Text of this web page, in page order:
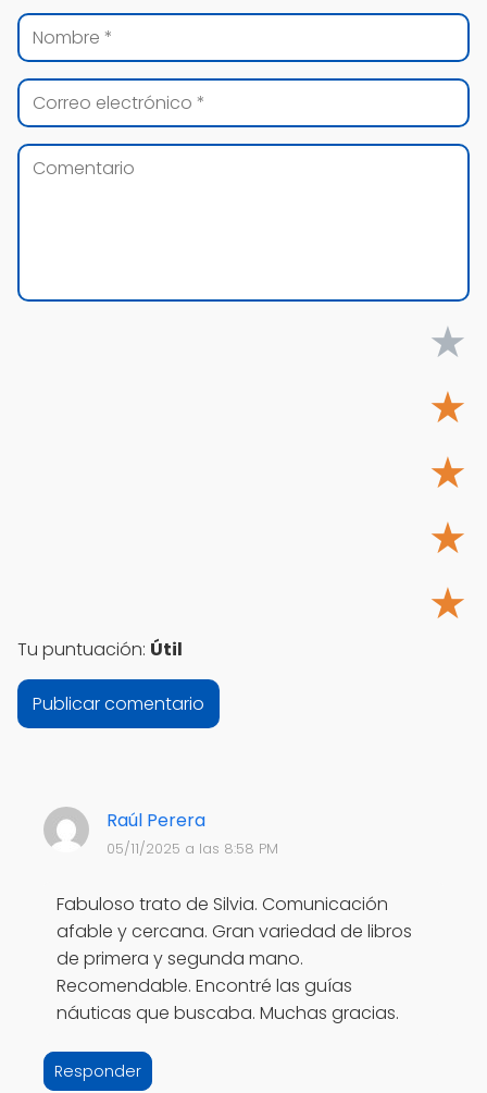
Raúl Perera
05/11/2025 a las 8:58 PM
Fabuloso trato de Silvia. Comunicación
afable y cercana. Gran variedad de libros
de primera y segunda mano.
Recomendable. Encontré las guías
náuticas que buscaba. Muchas gracias.
Responder
★
★
★
★
★
Tu puntuación: Útil